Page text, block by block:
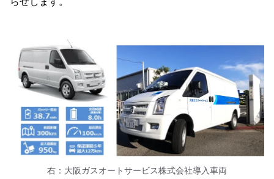
右：大阪ガスオートサービス株式会社導入車両